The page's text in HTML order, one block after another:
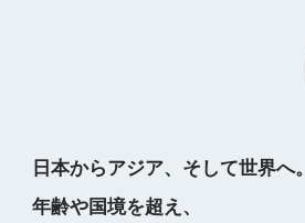
日本からアジア、そして世界へ。
年齢や国境を超え、